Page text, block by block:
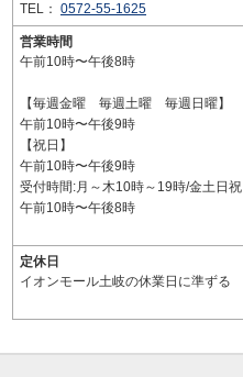
TEL： 0572-55-1625
営業時間
午前10時〜午後8時
【毎週金曜 毎週土曜 毎週日曜】
午前10時〜午後9時
【祝日】
午前10時〜午後9時
受付時間:月～木10時～19時/金土日祝
午前10時〜午後8時
定休日
イオンモール土岐の休業日に準ずる